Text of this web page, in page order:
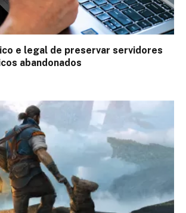
e legal de preservar servidores
abandonados